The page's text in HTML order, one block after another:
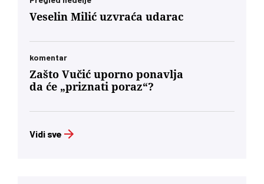
Veselin Milić uzvraća udarac
komentar
Zašto Vučić uporno ponavlja
da će „priznati poraz“?
Vidi sve